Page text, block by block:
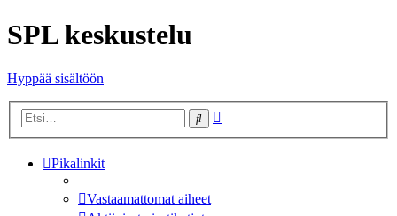
SPL keskustelu
Hyppää sisältöön
Etsi
Pikalinkit
Vastaamattomat aiheet